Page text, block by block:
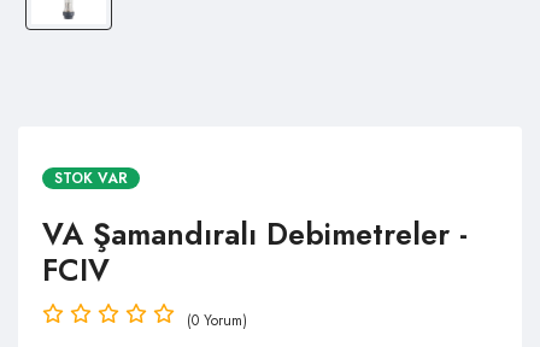
STOK VAR
VA Şamandıralı Debimetreler -
FCIV
(0 Yorum)